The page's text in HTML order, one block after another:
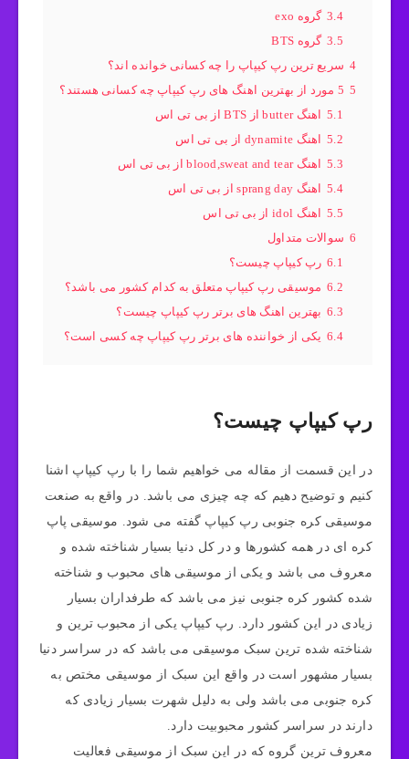
3.4 گروه exo
3.5 گروه BTS
4 سریع ترین رپ کیپاپ را چه کسانی خوانده اند؟
5 5 مورد از بهترین اهنگ های رپ کیپاپ چه کسانی هستند؟
5.1
اهنگ butter از BTS از بی تی اس
5.2
اهنگ dynamite از بی تی اس
5.3
اهنگ blood,sweat and tear از بی تی اس
5.4
اهنگ sprang day از بی تی اس
5.5
اهنگ idol از بی تی اس
6 سوالات متداول
6.1 رپ کیپاپ چیست؟
6.2 موسیقی رپ کیپاپ متعلق به کدام کشور می باشد؟
6.3 بهترین اهنگ های برتر رپ کیپاپ چیست؟
6.4 یکی از خواننده های برتر رپ کیپاپ چه کسی است؟
رپ کیپاپ چیست؟
در این قسمت از مقاله می خواهیم شما را با رپ کیپاپ اشنا
کنیم و توضیح دهیم که چه چیزی می باشد‌. در واقع به صنعت
موسیقی کره جنوبی رپ کیپاپ گفته می ‌شود. موسیقی پاپ
کره ای در همه کشورها و در کل دنیا بسیار شناخته شده و
معروف می باشد و یکی از موسیقی های محبوب و شناخته
شده کشور کره جنوبی نیز می باشد که طرفداران بسیار
زیادی در این کشور دارد. رپ کیپاپ یکی از محبوب ترین و
شناخته شده ترین سبک موسیقی می باشد که در سراسر دنیا
بسیار مشهور است در واقع این سبک از موسیقی مختص به
کره‌ جنوبی می باشد ولی به دلیل شهرت بسیار زیادی که
دارند در سراسر کشور محبوبیت دارد.
معروف ترین گروه که در این سبک از موسیقی فعالیت